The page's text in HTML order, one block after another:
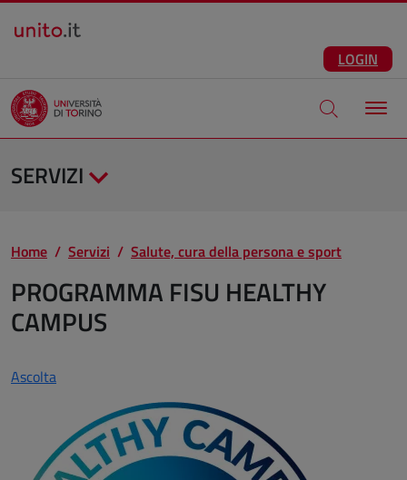
Salta al contenuto principale
LOGIN
Apri modale
SERVIZI
Home Servizi Salute, cura della persona e sport
PROGRAMMA FISU HEALTHY
CAMPUS
Ascolta